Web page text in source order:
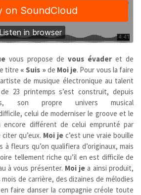
vous propose de vous évader et de
titre « Suis » de Moi je. Pour vous la faire
de musique électronique au talent
23 printemps s’est construit, depuis
son propre univers musical
celui de moderniser le groove et le
encore différent de celui emprunté par
qu’eux. Moi je c’est une vraie bouille
fleurs qu’on qualifiera d’originaux, mais
tellement riche qu’il en est difficile de
à vous présenter. Moi je a ainsi produit,
de carrière, des dizaines de mélodies
faire danser la compagnie créole toute